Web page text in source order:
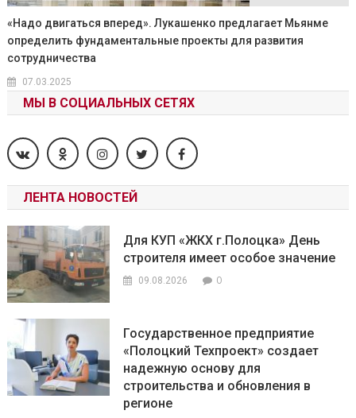
«Надо двигаться вперед». Лукашенко предлагает Мьянме
определить фундаментальные проекты для развития
сотрудничества
07.03.2025
МЫ В СОЦИАЛЬНЫХ СЕТЯХ
ЛЕНТА НОВОСТЕЙ
Для КУП «ЖКХ г.Полоцка» День
строителя имеет особое значение
09.08.2026 0
Государственное предприятие
«Полоцкий Техпроект» создает
надежную основу для
строительства и обновления в
регионе